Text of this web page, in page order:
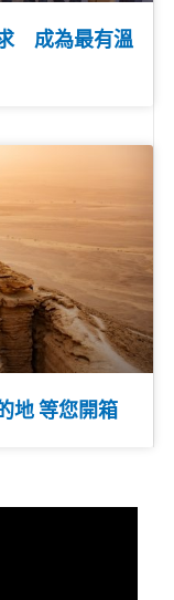
成為最有溫
地 等您開箱